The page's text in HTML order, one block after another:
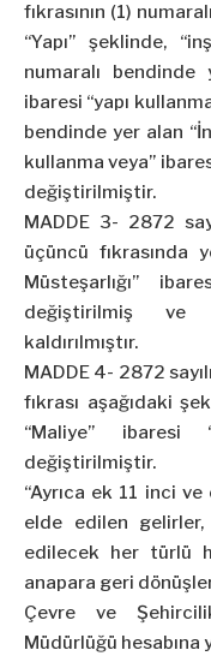
fıkrasının (1)
“Yapı” şeklinde,
numaralı bendinde
ibaresi “yapı
bendinde yer alan
kullanma veya”
değiştirilmiştir.
MADDE 3- 2872
üçüncü fıkrasında
Müsteşarlığı”
değiştirilmiş ve
kaldırılmıştır.
MADDE 4- 2872
fıkrası aşağıdaki
“Maliye” ibaresi
değiştirilmiştir.
“Ayrıca ek 11 inci
elde edilen
edilecek her türlü
anapara geri
Çevre ve
Müdürlüğü hesabına